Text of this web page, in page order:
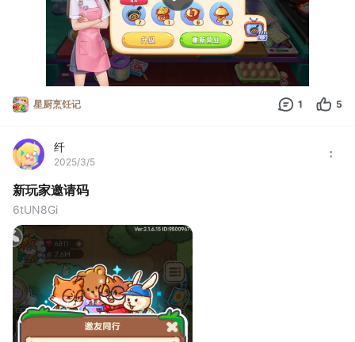
星厨烹饪记 1 5
纤
2025/3/5
新玩家邀请码
6tUN8Gi